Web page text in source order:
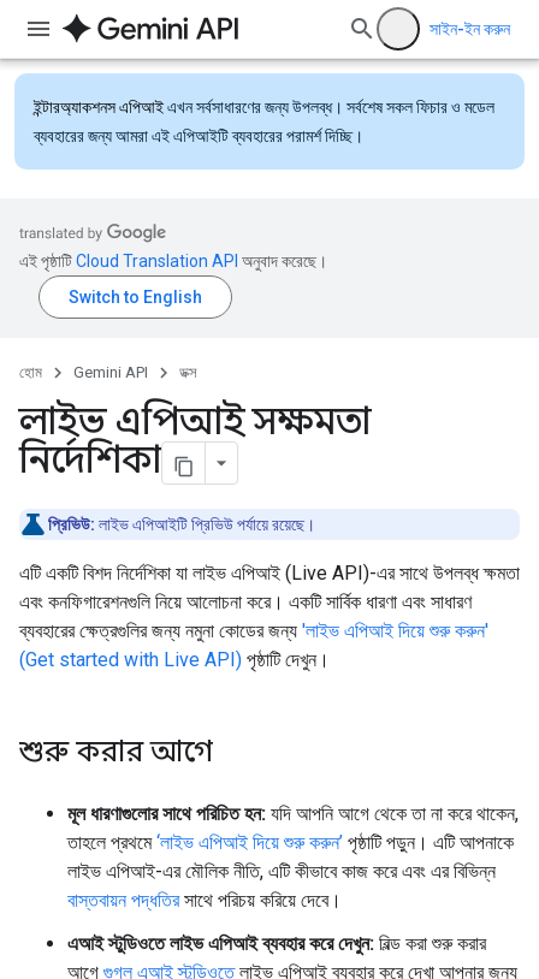
সাইন-ইন করুন
ইন্টারঅ্যাকশনস এপিআইএখন সর্বসাধারণের জন্য উপলব্ধ। সর্বশেষ সকল ফিচার ও মডেল
ব্যবহারের জন্য আমরা এই এপিআইটি ব্যবহারের পরামর্শ দিচ্ছি।
এই পৃষ্ঠাটিCloud Translation API অনুবাদ করেছে।
হোম Gemini API ডক্স
লাইভ এপিআই সক্ষমতা
নির্দেশিকা
প্রিভিউ: লাইভ এপিআইটি প্রিভিউ পর্যায়ে রয়েছে।
এটি একটি বিশদ নির্দেশিকা যা লাইভ এপিআই (Live API)-এর সাথে উপলব্ধ ক্ষমতা
এবং কনফিগারেশনগুলি নিয়ে আলোচনা করে। একটি সার্বিক ধারণা এবং সাধারণ
ব্যবহারের ক্ষেত্রগুলির জন্য নমুনা কোডের জন্য 'লাইভ এপিআই দিয়ে শুরু করুন'
(Get started with Live API) পৃষ্ঠাটি দেখুন।
শুরু করার আগে
মূল ধারণাগুলোর সাথে পরিচিত হন: যদি আপনি আগে থেকে তা না করে থাকেন,
তাহলে প্রথমে‘লাইভ এপিআই দিয়ে শুরু করুন’ পৃষ্ঠাটি পড়ুন। এটি আপনাকে
লাইভ এপিআই-এর মৌলিক নীতি, এটি কীভাবে কাজ করে এবং এর বিভিন্ন
বাস্তবায়ন পদ্ধতিরসাথে পরিচয় করিয়ে দেবে।
এআই স্টুডিওতে লাইভ এপিআই ব্যবহার করে দেখুন: বিল্ড করা শুরু করার
আগে গুগল এআই স্টুডিওতেলাইভ এপিআই ব্যবহার করে দেখা আপনার জন্য